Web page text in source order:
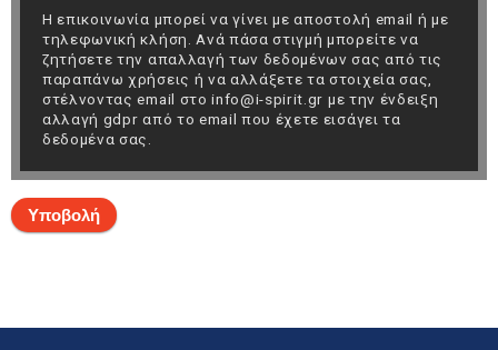
Η επικοινωνία μπορεί να γίνει με αποστολή email ή με
τηλεφωνική κλήση. Ανά πάσα στιγμή μπορείτε να
ζητήσετε την απαλλαγή των δεδομένων σας από τις
παραπάνω χρήσεις ή να αλλάξετε τα στοιχεία σας,
στέλνοντας email στο info@i-spirit.gr με την ένδειξη
αλλαγή gdpr από το email που έχετε εισάγει τα
δεδομένα σας.